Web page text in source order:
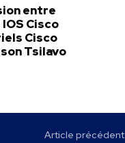
entre
Cisco
Cisco
Tsilavo
Article précédent